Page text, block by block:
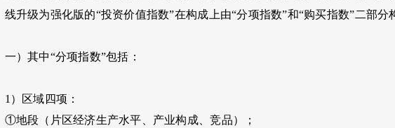
线升级为强化版的“投资价值指数”在构成上由“分项指数”和“购买指数”二部分
一）其中“分项指数”包括：
1）区域四项：
①地段（片区经济生产水平、产业构成、竞品）；